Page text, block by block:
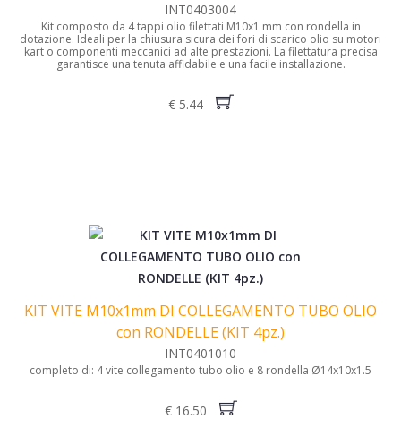
INT0403004
Kit composto da 4 tappi olio filettati M10x1 mm con rondella in
dotazione. Ideali per la chiusura sicura dei fori di scarico olio su motori
kart o componenti meccanici ad alte prestazioni. La filettatura precisa
garantisce una tenuta affidabile e una facile installazione.
€ 5.44
KIT VITE M10x1mm DI COLLEGAMENTO TUBO OLIO
con RONDELLE (KIT 4pz.)
INT0401010
completo di: 4 vite collegamento tubo olio e 8 rondella Ø14x10x1.5
€ 16.50